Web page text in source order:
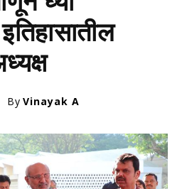
By Vinayak A